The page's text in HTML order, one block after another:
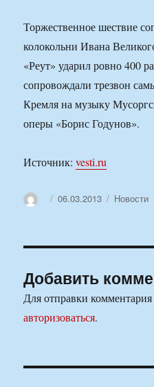
Торжественное шествие
колокольни Ивана
«Реут» ударил ровно 400
сопровождали трезвон
Кремля на музыку
оперы «Борис Годунов».
Источник:vesti.ru
АвторОпубликовано
06.03.2013 Рубрики
Новости
Добавить
Для отправки
авторизоваться.